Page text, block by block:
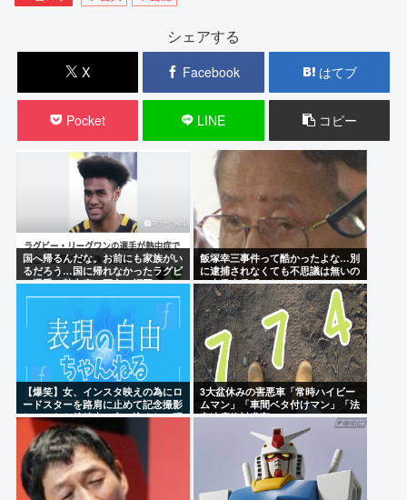
シェアする
X Facebook はてブ
Pocket LINE コピー
国へ帰るんだな。お前にも家族がい
るだろう…国に帰れなかったラグビ
ー選手。熱中症で死亡。福岡
飯塚幸三事件って酷かったよな…別
に逮捕されなくても不思議は無いの
に上級上級叩かれまくってさ
【爆笑】女、インスタ映えの為にロ
ードスターを路肩に止めて記念撮影
していたら後続車に突っ込まれて咽
び泣くwww
3大盆休みの害悪車「常時ハイビー
ムマン」「車間ベタ付けマン」「法
定速度絶対遵守マン」